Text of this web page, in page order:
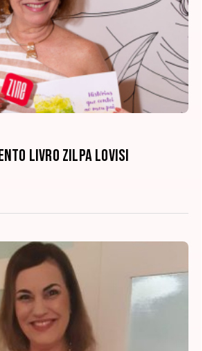
Livro Zilpa Lovisi